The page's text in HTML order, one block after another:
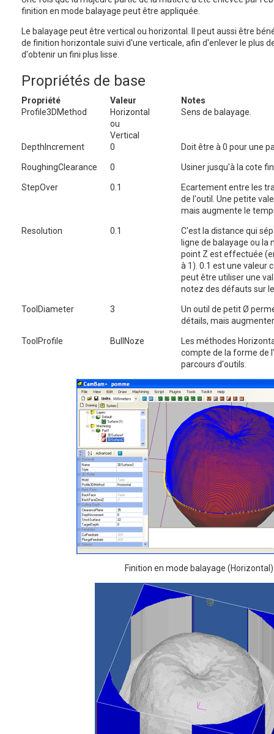
finition en mode balayage peut être appliquée.
Le balayage peut être vertical ou horizontal. Il peut aussi être
de finition horizontale suivi d'une verticale, afin d'enlever le plus
d'obtenir un fini plus lisse.
Propriétés de base
Propriété Valeur
Notes
Profile3DMethod
Horizontal
ou
Vertical
Sens de balayage.
DepthIncrement 0 Doit être à 0 pour une
RoughingClearance 0 Usiner jusqu'à la cote
StepOver 0.1
Ecartement entre les
de l'outil. Une petite
mais augmente le
Resolution 0.1
C'est la distance qui
ligne de balayage ou la
point Z est effectuée
à 1). 0.1 est une valeur
peut être utiliser une
notez des défauts sur
ToolDiameter 3
Un outil de petit Ø
détails, mais
ToolProfile BullNoze
Les méthodes
compte de la forme de
parcours d'outils.
Finition en mode balayage (Horizontal)